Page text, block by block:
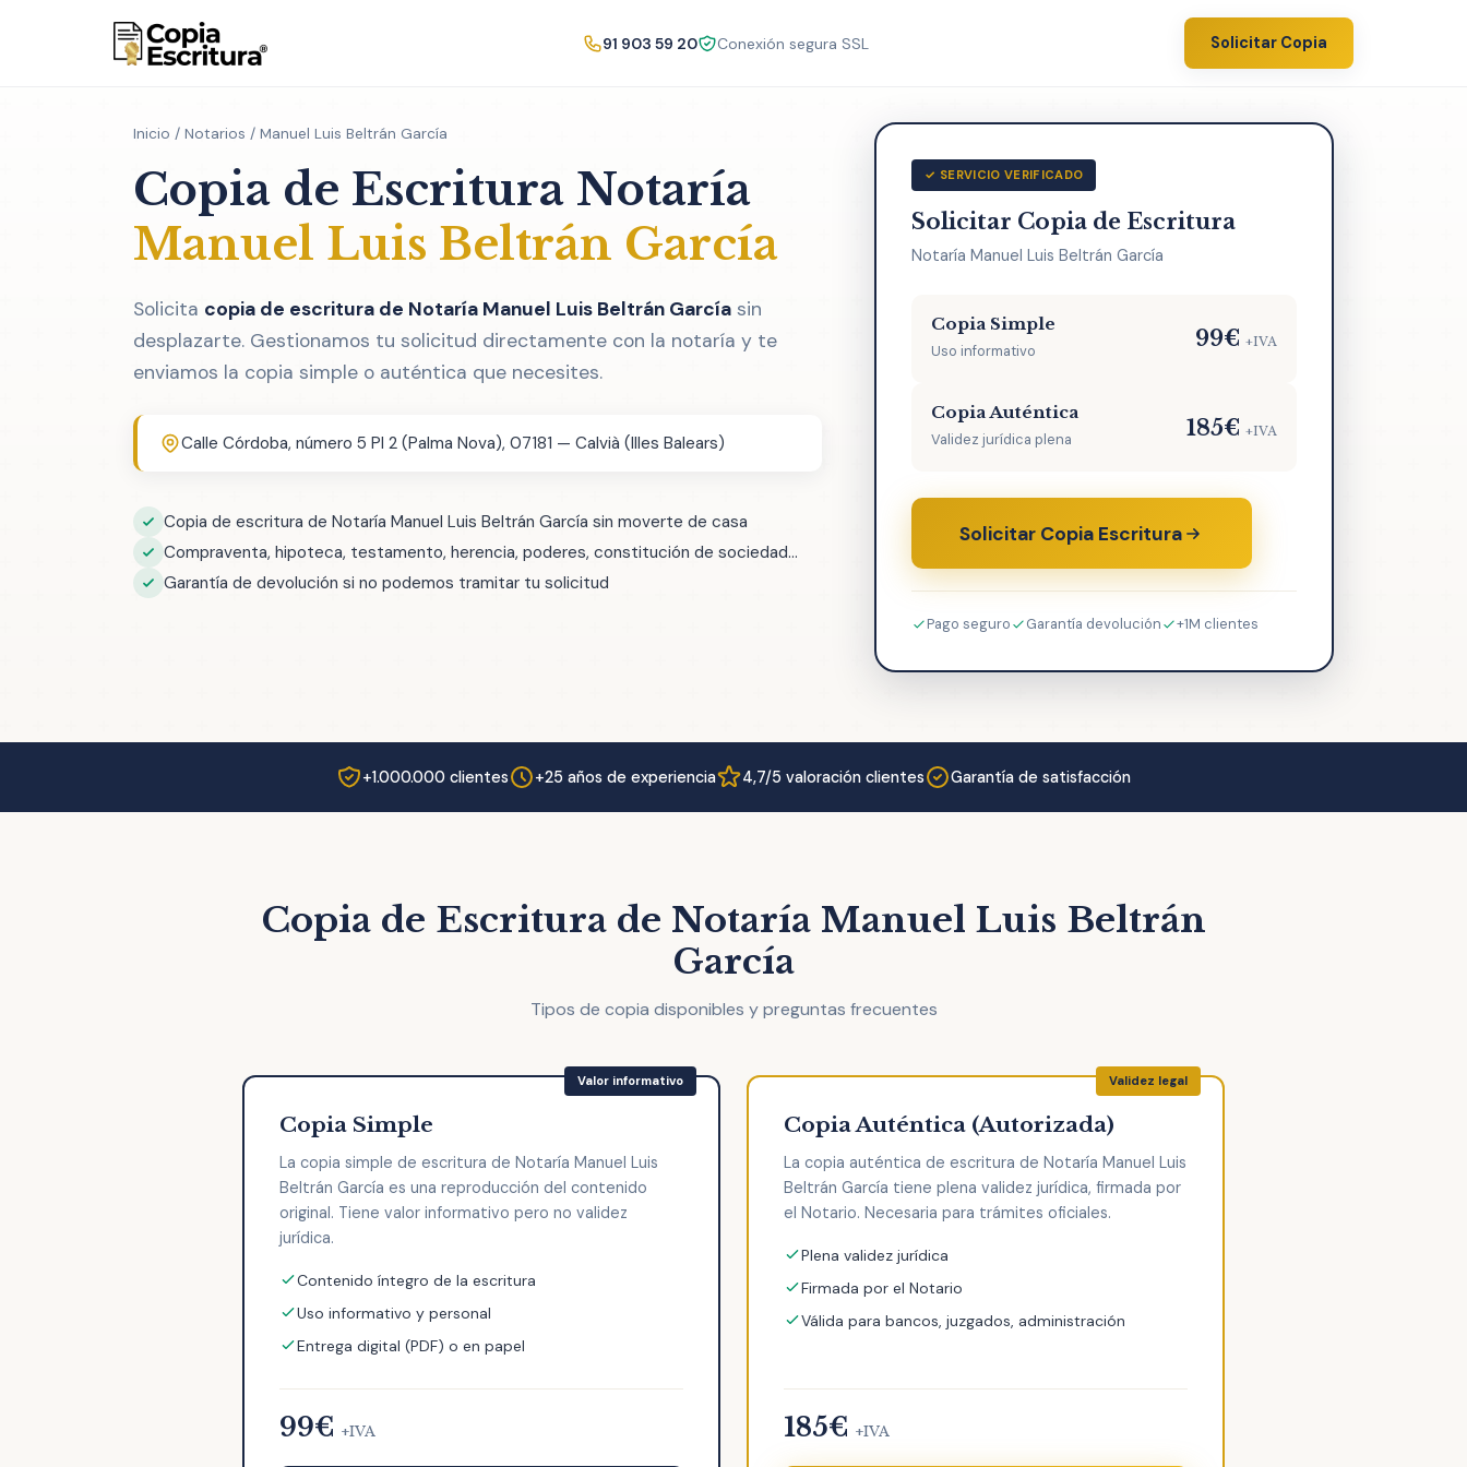
91 903 59 20 Conexión segura SSL Solicitar Copia
Inicio / Notarios / Manuel Luis Beltrán García
Copia de Escritura Notaría
Manuel Luis Beltrán García
Solicita copia de escritura de Notaría Manuel Luis Beltrán García sin
desplazarte. Gestionamos tu solicitud directamente con la notaría y te
enviamos la copia simple o auténtica que necesites.
Calle Córdoba, número 5 Pl 2 (Palma Nova), 07181 — Calvià (Illes Balears)
Copia de escritura de Notaría Manuel Luis Beltrán García sin moverte de casa
Compraventa, hipoteca, testamento, herencia, poderes, constitución de sociedad...
Garantía de devolución si no podemos tramitar tu solicitud
✓ SERVICIO VERIFICADO
Solicitar Copia de Escritura
Notaría Manuel Luis Beltrán García
Copia Simple
Uso informativo 99€ +IVA
Copia Auténtica
Validez jurídica plena 185€ +IVA
Solicitar Copia Escritura
Pago seguro Garantía devolución +1M clientes
+1.000.000 clientes +25 años de experiencia 4,7/5 valoración clientes Garantía de satisfacción
Copia de Escritura de Notaría Manuel Luis Beltrán
García
Tipos de copia disponibles y preguntas frecuentes
Copia Simple
La copia simple de escritura de Notaría Manuel Luis
Beltrán García es una reproducción del contenido
original. Tiene valor informativo pero no validez
jurídica.
Contenido íntegro de la escritura
Uso informativo y personal
Entrega digital (PDF) o en papel
99€ +IVA
Copia Auténtica (Autorizada)
La copia auténtica de escritura de Notaría Manuel Luis
Beltrán García tiene plena validez jurídica, firmada por
el Notario. Necesaria para trámites oficiales.
Plena validez jurídica
Firmada por el Notario
Válida para bancos, juzgados, administración
185€ +IVA